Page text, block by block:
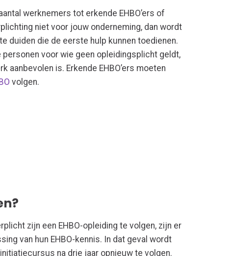
werknemers tot erkende EHBO’ers of
niet voor jouw onderneming, dan wordt
duiden die de eerste hulp kunnen toedienen.
personen voor wie geen opleidingsplicht geldt,
aanbevolen is. Erkende EHBO’ers moeten
volgen.
zijn een EHBO-opleiding te volgen, zijn er
van hun EHBO-kennis. In dat geval wordt
na drie jaar opnieuw te volgen.